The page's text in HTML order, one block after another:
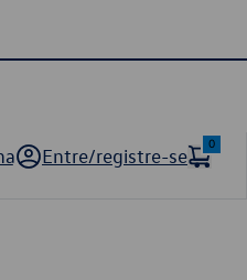
Entre/registre-se
0